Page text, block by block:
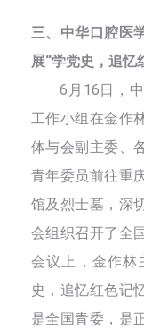
三、中华口腔医
展“学党史，追忆
6月16日，
工作小组在金作
体与会副主委、
青年委员前往重
馆及烈士墓，深
会组织召开了全
会议上，金作林
史，追忆红色记
是全国青委，是